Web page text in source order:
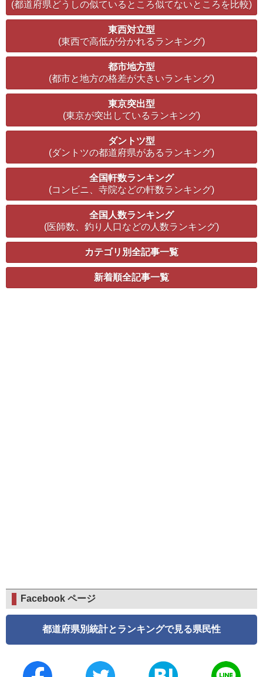
(都道府県どうしの似ているところ似てないところを比較)
東西対立型
(東西で高低が分かれるランキング)
都市地方型
(都市と地方の格差が大きいランキング)
東京突出型
(東京が突出しているランキング)
ダントツ型
(ダントツの都道府県があるランキング)
全国軒数ランキング
(コンビニ、寺院などの軒数ランキング)
全国人数ランキング
(医師数、釣り人口などの人数ランキング)
カテゴリ別全記事一覧
新着順全記事一覧
Facebook ページ
都道府県別統計とランキングで見る県民性